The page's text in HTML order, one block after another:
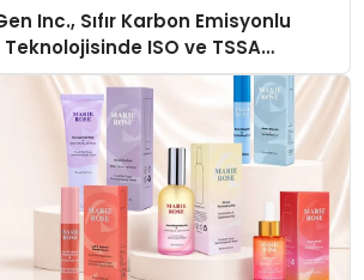
Inc., Sıfır Karbon Emisyonlu
ISO ve TSSA
Aldı